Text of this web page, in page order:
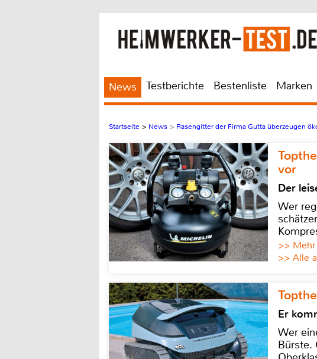
News Testberichte Bestenliste Marken
Startseite > News > Rasengitter der Firma Gutta überzeugen
vor
Der
Wer
>>
>> Alle
Er
Wer
Bürste.